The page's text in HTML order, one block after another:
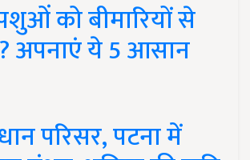
को बीमारियों से
अपनाएं ये 5 आसान
परिसर, पटना में